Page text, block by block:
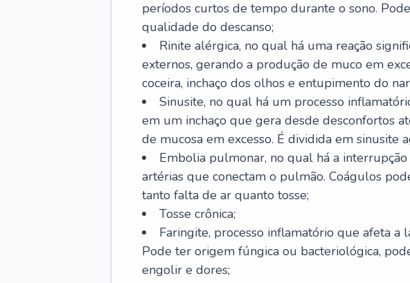
períodos curtos de tempo durante o sono.
qualidade do descanso;
Rinite alérgica, no qual há uma reação
externos, gerando a produção de muco em
coceira, inchaço dos olhos e entupimento do
Sinusite, no qual há um processo
em um inchaço que gera desde desconfortos
de mucosa em excesso. É dividida em sinusite
Embolia pulmonar, no qual há a
artérias que conectam o pulmão. Coágulos
tanto falta de ar quanto tosse;
Tosse crônica;
Faringite, processo inflamatório que afeta a
Pode ter origem fúngica ou bacteriológica,
engolir e dores;